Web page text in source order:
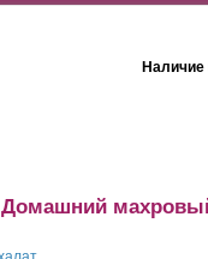
Домашний